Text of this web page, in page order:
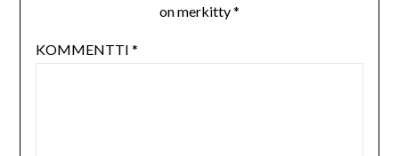
on merkitty*
KOMMENTTI *